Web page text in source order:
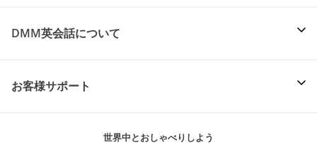
DMM英会話について
お客様サポート
世界中とおしゃべりしよう